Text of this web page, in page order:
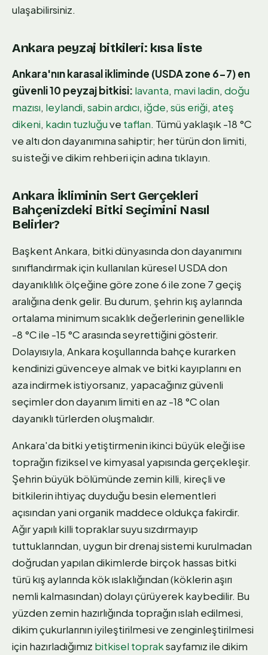
ulaşabilirsiniz.
Ankara peyzaj bitkileri: kısa liste
Ankara'nın karasal ikliminde (USDA zone 6-7) en
güvenli 10 peyzaj bitkisi: lavanta, mavi ladin, doğu
mazısı, leylandi, sabin ardıcı, iğde, süs eriği, ateş
dikeni, kadın tuzluğuve taflan. Tümü yaklaşık -18 °C
ve altı don dayanımına sahiptir; her türün don limiti,
su isteği ve dikim rehberi için adına tıklayın.
Ankara İkliminin Sert Gerçekleri
Bahçenizdeki Bitki Seçimini Nasıl
Belirler?
Başkent Ankara, bitki dünyasında don dayanımını
sınıflandırmak için kullanılan küresel USDA don
dayanıklılık ölçeğine göre zone 6 ile zone 7 geçiş
aralığına denk gelir. Bu durum, şehrin kış aylarında
ortalama minimum sıcaklık değerlerinin genellikle
-8 °C ile -15 °C arasında seyrettiğini gösterir.
Dolayısıyla, Ankara koşullarında bahçe kurarken
kendinizi güvenceye almak ve bitki kayıplarını en
aza indirmek istiyorsanız, yapacağınız güvenli
seçimler don dayanım limiti en az -18 °C olan
dayanıklı türlerden oluşmalıdır.
Ankara'da bitki yetiştirmenin ikinci büyük eleği ise
toprağın fiziksel ve kimyasal yapısında gerçekleşir.
Şehrin büyük bölümünde zemin killi, kireçli ve
bitkilerin ihtiyaç duyduğu besin elementleri
açısından yani organik maddece oldukça fakirdir.
Ağır yapılı killi topraklar suyu sızdırmayıp
tuttuklarından, uygun bir drenaj sistemi kurulmadan
doğrudan yapılan dikimlerde birçok hassas bitki
türü kış aylarında kök ıslaklığından (köklerin aşırı
nemli kalmasından) dolayı çürüyerek kaybedilir. Bu
yüzden zemin hazırlığında toprağın ıslah edilmesi,
dikim çukurlarının iyileştirilmesi ve zenginleştirilmesi
için hazırladığımız bitkisel topraksayfamız ile dikim